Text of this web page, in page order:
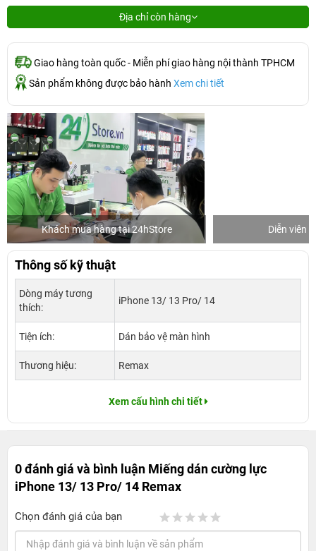
Địa chỉ còn hàng
Giao hàng toàn quốc - Miễn phí giao hàng nội thành TPHCM
Sản phẩm không được bảo hành Xem chi tiết
Khách mua hàng tại 24hStore Diễn viên
Thông số kỹ thuật
Dòng máy tương
thích:
iPhone 13/ 13 Pro/ 14
Tiện ích: Dán bảo vệ màn hình
Thương hiệu: Remax
Xem cấu hình chi tiết
0 đánh giá và bình luận Miếng dán cường lực
iPhone 13/ 13 Pro/ 14 Remax
Chọn đánh giá của bạn